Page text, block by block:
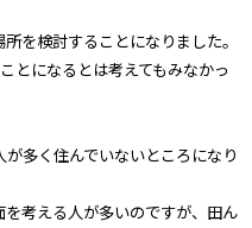
を検討することになりました。
とになるとは考えてもみなかっ
多く住んでいないところになり
考える人が多いのですが、田ん